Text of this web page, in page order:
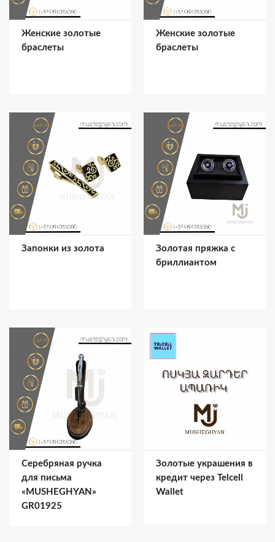
Женские золотые
браслеты
Женские золотые
браслеты
Запонки из золота
Золотая пряжка с
бриллиантом
Серебряная ручка
для письма
«MUSHEGHYAN»
GR01925
Золотые украшения в
кредит через Telcell
Wallet